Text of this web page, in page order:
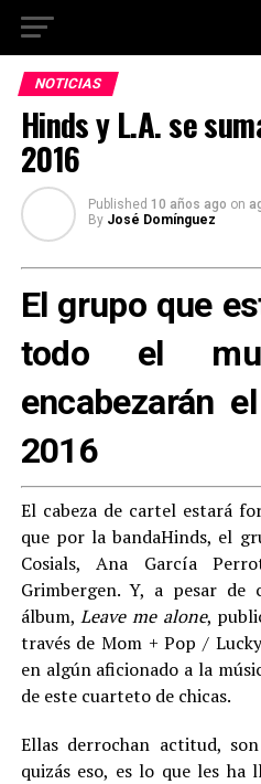
NOTICIAS
Hinds y L.A. se
2016
Published 10 años ago on
By José Domínguez
El grupo que
todo el
encabezarán
2016
El cabeza de cartel estará
que por la bandaHinds, el
Cosials, Ana García
Grimbergen. Y, a pesar
álbum,Leave me alone,
través de Mom + Pop /
en algún aficionado a la
de este cuarteto de chicas.
Ellas derrochan actitud,
quizás eso, es lo que les ha